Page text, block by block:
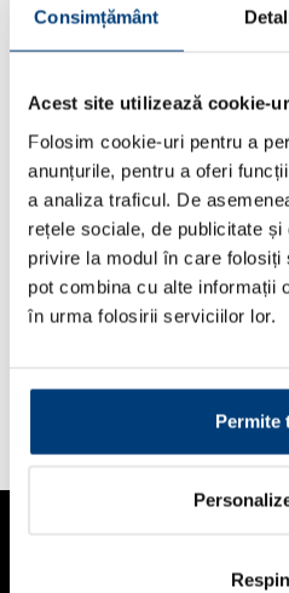
Consimțământ
Acest site utilizează cookie-
Folosim cookie-uri pentru a
anunțurile, pentru a oferi
a analiza traficul. De
rețele sociale, de publicitate
privire la modul în care
pot combina cu alte informații
în urma folosirii serviciilor lor.
Permite
important producator de
senzori de parcare si
America de Nord, cu sediul
Misiunea Directed, lider
de a ne face viata mai
cunoscute din portofoliul
Compania